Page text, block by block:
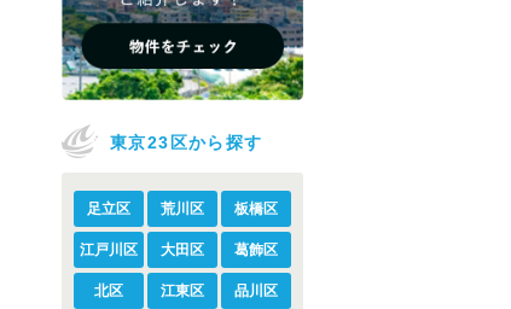
東京23区から探す
足立区 荒川区 板橋区
江戸川区 大田区 葛飾区
北区 江東区 品川区